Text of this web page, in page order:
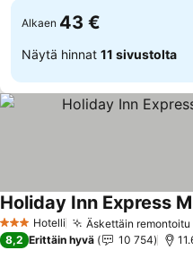
Alkaen 43 €
Näytä hinnat 11 sivustolta
3 Tähtiluokitus
Hotelli Äskettäin remontoitu
Holiday Inn Express
8,2 Erittäin hyvä 10 754